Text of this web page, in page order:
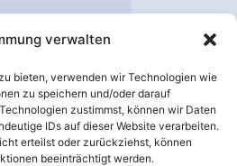
verwalten
bieten, verwenden wir Technologien wie
zu speichern und/oder darauf
zustimmst, können wir Daten
IDs auf dieser Website verarbeiten.
erteilst oder zurückziehst, können
beeinträchtigt werden.
der
aus einem
Ring,